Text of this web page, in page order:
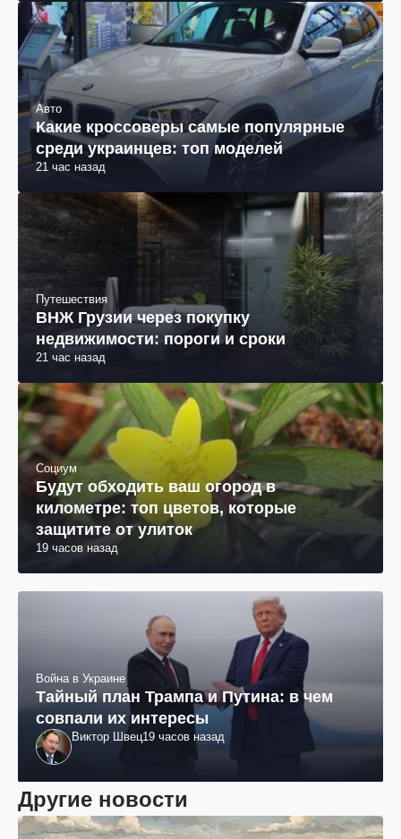
Авто
Какие кроссоверы самые популярные
среди украинцев: топ моделей
21 час назад
Путешествия
ВНЖ Грузии через покупку
недвижимости: пороги и сроки
21 час назад
Социум
Будут обходить ваш огород в
километре: топ цветов, которые
защитите от улиток
19 часов назад
Война в Украине
Тайный план Трампа и Путина: в чем
совпали их интересы
Виктор Швец19 часов назад
Другие новости